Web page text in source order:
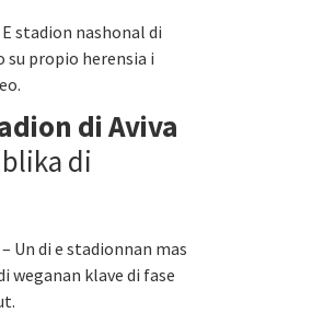
stadion nashonal di
su propio herensia i
di Aviva
di
Un di e stadionnan mas
weganan klave di fase